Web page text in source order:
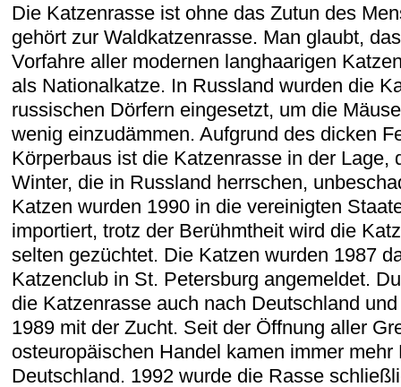
Die Katzenrasse ist ohne das Zutun des
gehört zur Waldkatzenrasse. Man glaubt,
Vorfahre aller modernen langhaarigen
als Nationalkatze. In Russland wurden die
russischen Dörfern eingesetzt, um die
wenig einzudämmen. Aufgrund des dicken
Körperbaus ist die Katzenrasse in der Lage,
Winter, die in Russland herrschen,
Katzen wurden 1990 in die vereinigten
importiert, trotz der Berühmtheit wird die
selten gezüchtet. Die Katzen wurden 1987
Katzenclub in St. Petersburg angemeldet.
die Katzenrasse auch nach Deutschland
1989 mit der Zucht. Seit der Öffnung aller
osteuropäischen Handel kamen immer mehr
Deutschland. 1992 wurde die Rasse